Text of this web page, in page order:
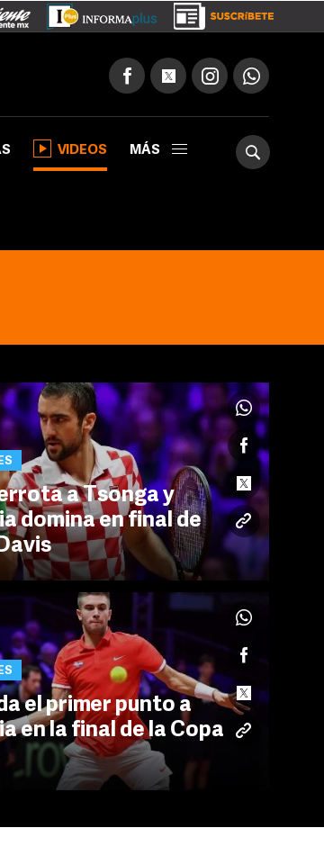
VIDEOS MÁS
a Tsonga y
domina en final de
el primer punto a
en la final de la Copa